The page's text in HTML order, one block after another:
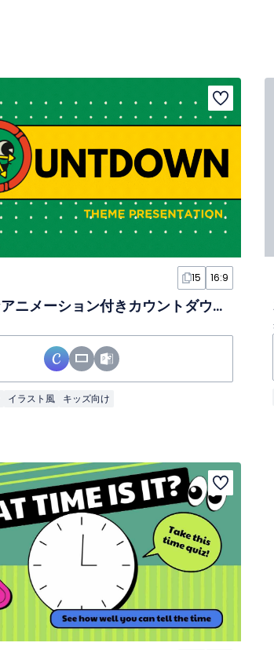
15 16:9
キュートなアニメーション付きカウントダウンクロックスライド
イラスト風 キッズ向け